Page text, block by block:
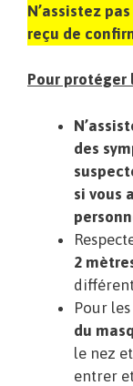
N’assistez
reçu de
Pour protéger
des
si vous
2
Pour
du
le nez
entrer